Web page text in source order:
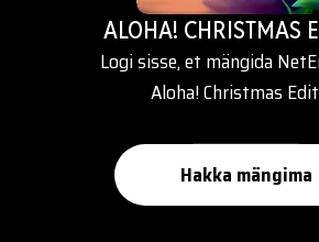
ALOHA! CHRISTMAS
Logi sisse, et mängida
Aloha! Christmas
Hakka mängima